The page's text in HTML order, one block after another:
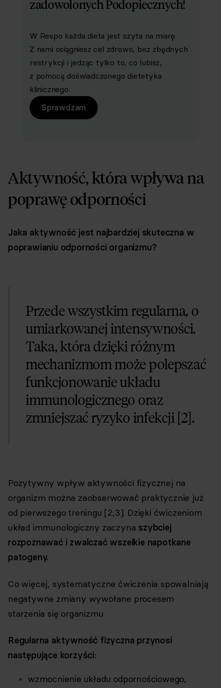
zadowolonych Podopiecznych!
W Respo każda dieta jest szyta na miarę.
Z nami osiągniesz cel zdrowo, bez zbędnych
restrykcji i jedząc tylko to, co lubisz,
z pomocą doświadczonego dietetyka
klinicznego.
Sprawdzam
Aktywność, która wpływa na
poprawę odporności
Jaka aktywność jest najbardziej skuteczna w
poprawianiu odporności organizmu?
Przede wszystkim regularna, o
umiarkowanej intensywności.
Taka, która dzięki różnym
mechanizmom może polepszać
funkcjonowanie układu
immunologicznego oraz
zmniejszać ryzyko infekcji [2].
Pozytywny wpływ aktywności fizycznej na
organizm można zaobserwować praktycznie już
od pierwszego treningu [2,3]. Dzięki ćwiczeniom
układ immunologiczny zaczyna szybciej
rozpoznawać i zwalczać wszelkie napotkane
patogeny.
Co więcej, systematyczne ćwiczenia spowalniają
negatywne zmiany wywołane procesem
starzenia się organizmu.
Regularna aktywność fizyczna przynosi
następujące korzyści:
wzmocnienie układu odpornościowego,